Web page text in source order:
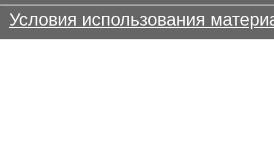
Условия использования